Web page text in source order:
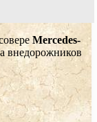
Mercedes-
внедорожников